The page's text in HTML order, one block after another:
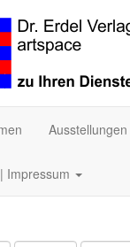
Ausstellungen
Impressum